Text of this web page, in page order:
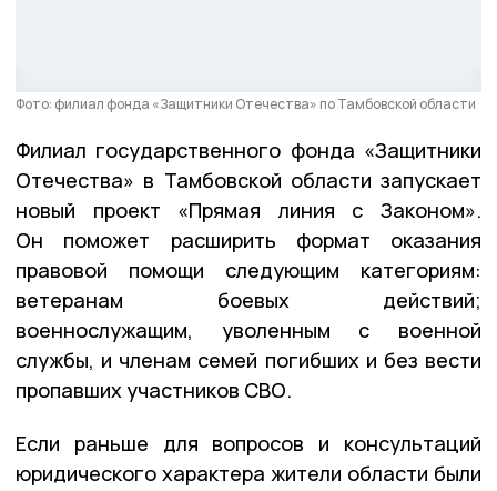
Фото: филиал фонда «Защитники Отечества» по Тамбовской области
Филиал государственного фонда «Защитники
Отечества» в Тамбовской области запускает
новый проект «Прямая линия с Законом».
Он поможет расширить формат оказания
правовой помощи следующим категориям:
ветеранам боевых действий;
военнослужащим, уволенным с военной
службы, и членам семей погибших и без вести
пропавших участников СВО.
Если раньше для вопросов и консультаций
юридического характера жители области были